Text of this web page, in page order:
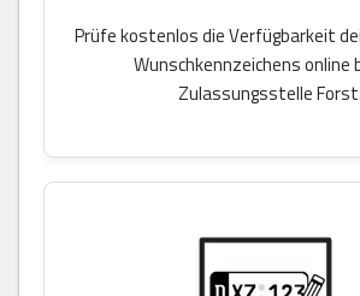
Prüfe kostenlos die Verfügbarkeit
Wunschkennzeichens online
Zulassungsstelle Forst.